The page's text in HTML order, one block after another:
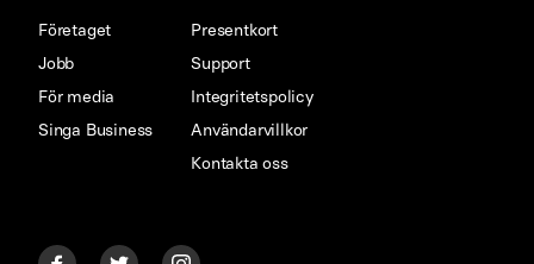
Företaget
Jobb
För media
Singa Business
Presentkort
Support
Integritetspolicy
Användarvillkor
Kontakta oss